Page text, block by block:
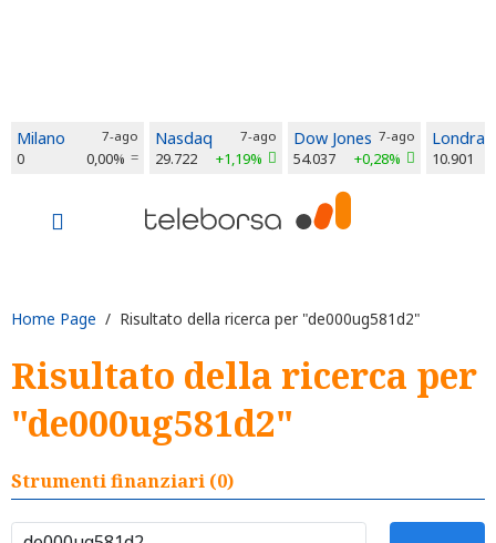
Milano 7-ago
0 0,00%
Nasdaq 7-ago
29.722 +1,19%
Dow Jones 7-ago
54.037 +0,28%
Londra
10.901
Home Page / Risultato della ricerca per "de000ug581d2"
Risultato della ricerca per
"de000ug581d2"
Strumenti finanziari (0)